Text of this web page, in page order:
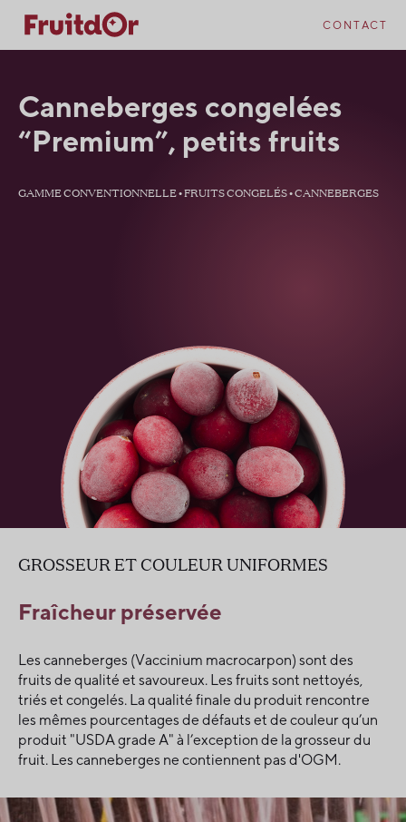
content
navigation
CONTACT
Canneberges congelées
“Premium”, petits fruits
GAMME CONVENTIONNELLE • FRUITS CONGELÉS • CANNEBERGES
GROSSEUR ET COULEUR UNIFORMES
Fraîcheur préservée
Les canneberges (Vaccinium macrocarpon) sont des
fruits de qualité et savoureux. Les fruits sont nettoyés,
triés et congelés. La qualité finale du produit rencontre
les mêmes pourcentages de défauts et de couleur qu’un
produit "USDA grade A" à l’exception de la grosseur du
fruit. Les canneberges ne contiennent pas d'OGM.